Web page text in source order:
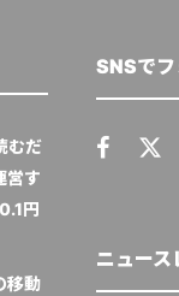
むだ
営す
円
移動
SNSで
ニュース